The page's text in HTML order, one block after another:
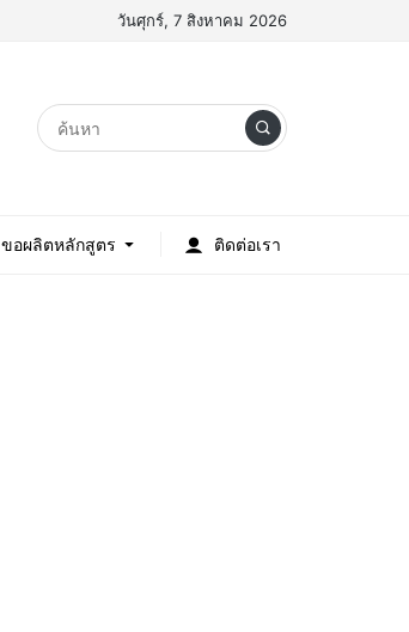
วันศุกร์, 7 สิงหาคม 2026
ขอผลิตหลักสูตร ติดต่อเรา